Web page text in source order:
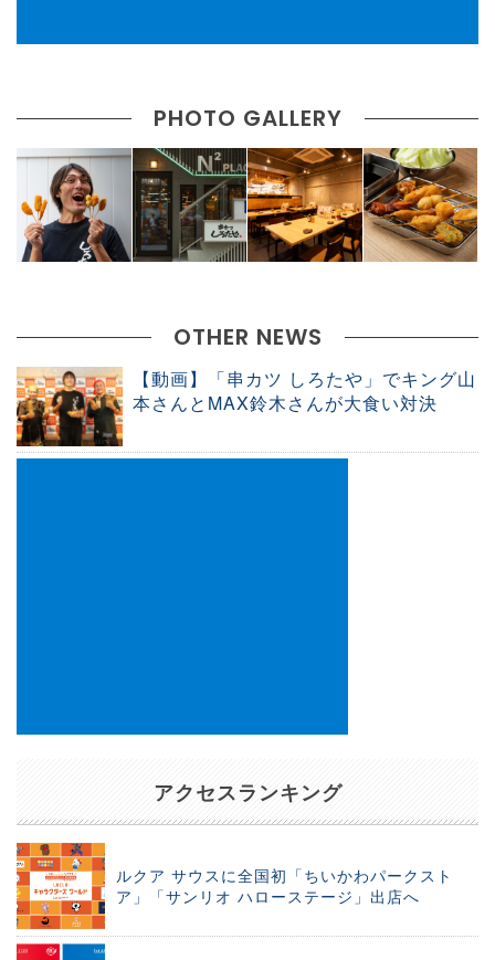
PHOTO GALLERY
OTHER NEWS
【動画】「串カツ しろたや」でキング山
本さんとMAX鈴木さんが大食い対決
アクセスランキング
ルクア サウスに全国初「ちいかわパークスト
ア」「サンリオ ハローステージ」出店へ